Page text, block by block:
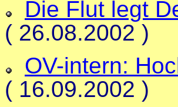
Die Flut legt
( 26.08.2002 )
OV-intern:
( 16.09.2002 )